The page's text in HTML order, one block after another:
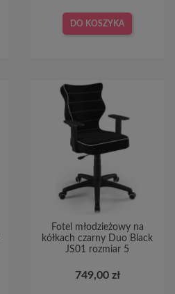
DO KOSZYKA
Fotel młodzieżowy na
kółkach czarny Duo Black
JS01 rozmiar 5
749,00 zł